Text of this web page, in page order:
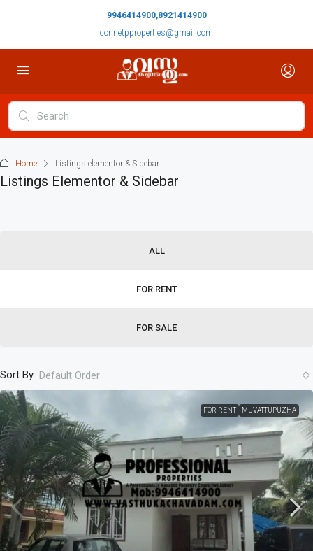
9946414900,8921414900
connetpproperties@gmail.com
Home Listings elementor & Sidebar
Listings Elementor & Sidebar
ALL
FOR RENT
FOR SALE
Sort By: Default Order
FOR RENT MUVATTUPUZHA